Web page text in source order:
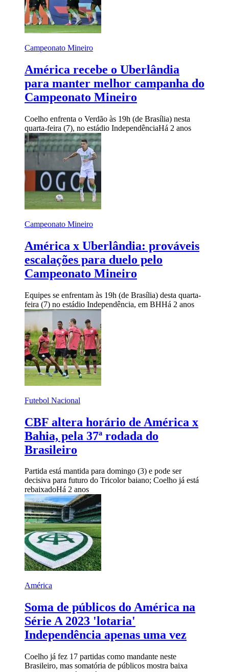
Campeonato Mineiro
América recebe o Uberlândia
para manter melhor campanha do
Campeonato Mineiro
Coelho enfrenta o Verdão às 19h (de Brasília) nesta
quarta-feira (7), no estádio IndependênciaHá 2 anos
Campeonato Mineiro
América x Uberlândia: prováveis
escalações para duelo pelo
Campeonato Mineiro
Equipes se enfrentam às 19h (de Brasília) desta quarta-
feira (7) no estádio Independência, em BHHá 2 anos
Futebol Nacional
CBF altera horário de América x
Bahia, pela 37ª rodada do
Brasileiro
Partida está mantida para domingo (3) e pode ser
decisiva para futuro do Tricolor baiano; Coelho já está
rebaixadoHá 2 anos
América
Soma de públicos do América na
Série A 2023 'lotaria'
Independência apenas uma vez
Coelho já fez 17 partidas como mandante neste
Brasileiro, mas somatória de públicos mostra baixa